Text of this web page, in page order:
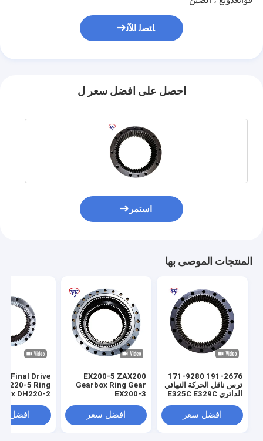
ﺎﺘﺼﻟ ﺍﻶﻧ
احصل على افضل سعر ل
استمر
المنتجات الموصى بها
191-2676 171-9280
ترس ناقل الحركة النهائي
الدائري E325C E329C
افضل سعر
EX200-5 ZAX200
Gearbox Ring Gear
EX200-3
1020184 1018789
1025787
افضل سعر
Final Drive
R220-5 Ring
Box DH220-2
Pinion Gears
افضل